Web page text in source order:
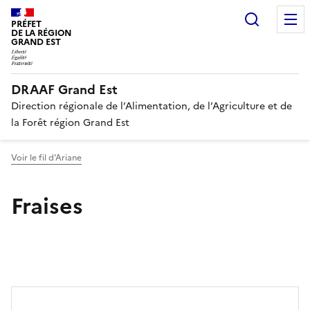
PRÉFET
DE LA RÉGION
GRAND EST
DRAAF Grand Est
Direction régionale de l’Alimentation, de l’Agriculture et de
la Forêt région Grand Est
Voir le fil d'Ariane
Fraises